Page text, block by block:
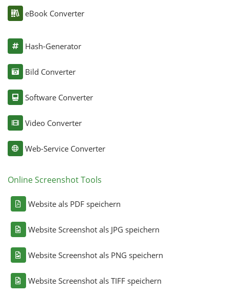
eBook Converter
Hash-Generator
Bild Converter
Software Converter
Video Converter
Web-Service Converter
Online Screenshot Tools
Website als PDF speichern
Website Screenshot als JPG speichern
Website Screenshot als PNG speichern
Website Screenshot als TIFF speichern